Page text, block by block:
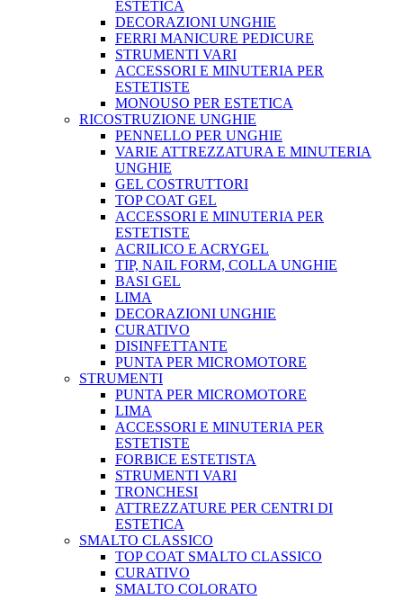
ESTETICA
DECORAZIONI UNGHIE
FERRI MANICURE PEDICURE
STRUMENTI VARI
ACCESSORI E MINUTERIA PER
ESTETISTE
MONOUSO PER ESTETICA
RICOSTRUZIONE UNGHIE
PENNELLO PER UNGHIE
VARIE ATTREZZATURA E MINUTERIA
UNGHIE
GEL COSTRUTTORI
TOP COAT GEL
ACCESSORI E MINUTERIA PER
ESTETISTE
ACRILICO E ACRYGEL
TIP, NAIL FORM, COLLA UNGHIE
BASI GEL
LIMA
DECORAZIONI UNGHIE
CURATIVO
DISINFETTANTE
PUNTA PER MICROMOTORE
STRUMENTI
PUNTA PER MICROMOTORE
LIMA
ACCESSORI E MINUTERIA PER
ESTETISTE
FORBICE ESTETISTA
STRUMENTI VARI
TRONCHESI
ATTREZZATURE PER CENTRI DI
ESTETICA
SMALTO CLASSICO
TOP COAT SMALTO CLASSICO
CURATIVO
SMALTO COLORATO